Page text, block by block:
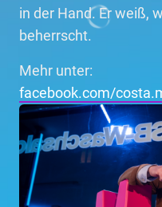
in der Hand. Er weiß,
beherrscht.
Mehr unter:
facebook.com/